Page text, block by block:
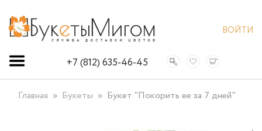
ВОЙТИ
+7 (812) 635-46-45
Главная Букеты Букет "Покорить ее за 7 дней"